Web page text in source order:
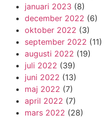
januari 2023 (8)
december 2022 (6)
oktober 2022 (3)
september 2022 (11)
augusti 2022 (19)
juli 2022 (39)
juni 2022 (13)
maj 2022 (7)
april 2022 (7)
mars 2022 (28)